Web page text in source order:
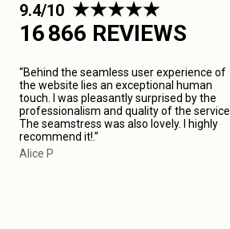
9.4/10
16 866 REVIEWS
“Behind the seamless user experience of
the website lies an exceptional human
touch. I was pleasantly surprised by the
professionalism and quality of the service.
The seamstress was also lovely. I highly
recommend it!.”
Alice P